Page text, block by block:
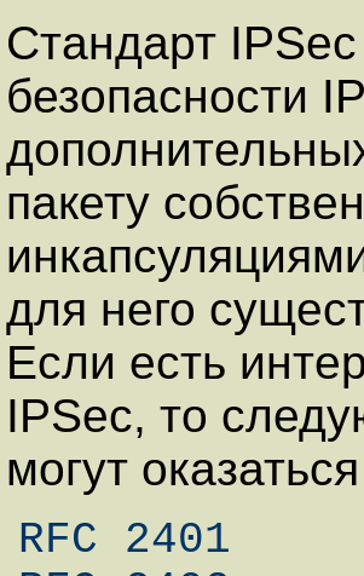
Стандарт
безопасности
пакету
для него
Если есть
IPSec, то
могут
RFC 2401 	IPSec